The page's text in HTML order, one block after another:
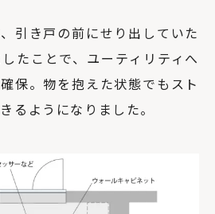
引き戸の前にせり出していた
たことで、ユーティリティへ
保。物を抱えた状態でもスト
るようになりました。